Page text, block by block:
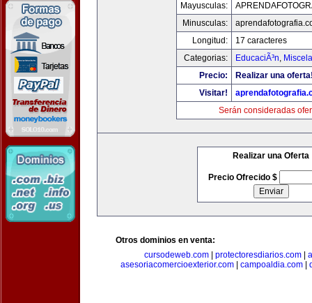
Mayusculas:
Minusculas:
Longitud:
17 caracteres
Categorias:
EducaciÃ³n,
Precio:
Realizar una
Visitar!
Serán consideradas
Realizar una Oferta
Precio Ofrecido $
Otros dominios en venta:
cursodeweb.com
protectoresdiarios.com
asesoriacomercioexterior.com
campoaldia.com